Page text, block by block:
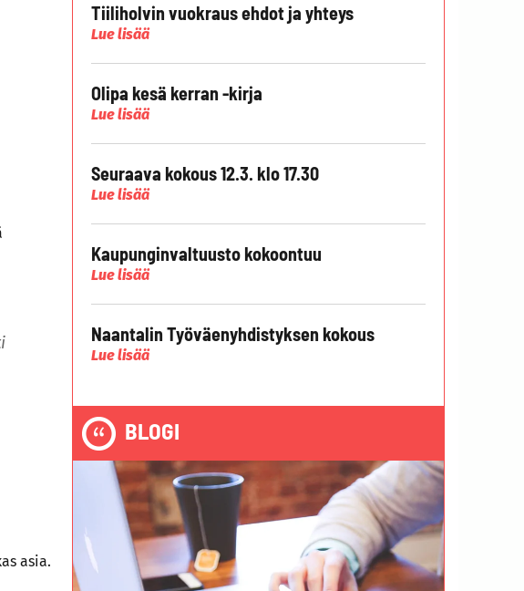
asia.
Tiiliholvin vuokraus ehdot ja yhteys
Lue lisää
Olipa kesä kerran -kirja
Lue lisää
Seuraava kokous 12.3. klo 17.30
Lue lisää
Kaupunginvaltuusto kokoontuu
Lue lisää
Naantalin Työväenyhdistyksen kokous
Lue lisää
BLOGI